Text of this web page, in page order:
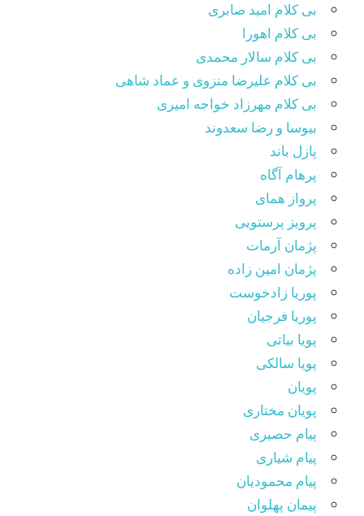
بی کلام امید صابری
بی کلام اهورا
بی کلام سالار محمدی
بی کلام علیرضا منزوی و عماد شاهی
بی کلام مهرزاد خواجه امیری
بیوسا و رضا سعدوند
پازل باند
پرهام آگاه
پرواز همای
پرویز پرستویی
پژمان آرمات
پژمان امین زاده
پوریا زادخوست
پوریا فرجیان
پویا بیاتی
پویا سالکی
پویان
پویان مختاری
پیام حصیری
پیام شیاری
پیام محمودیان
پیمان پهلوان